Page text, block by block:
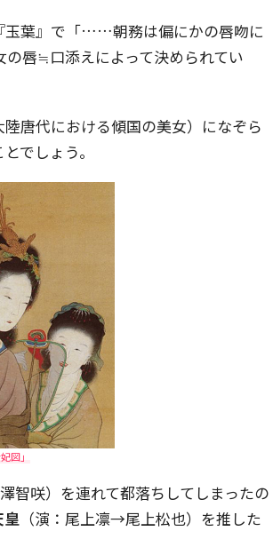
玉葉』で「……朝務は偏にかの唇吻に
唇≒口添えによって決められてい
唐代における傾国の美女）になぞら
でしょう。
図」
澤智咲）を連れて都落ちしてしまったの
皇 （演：尾上凛→尾上松也）を推した